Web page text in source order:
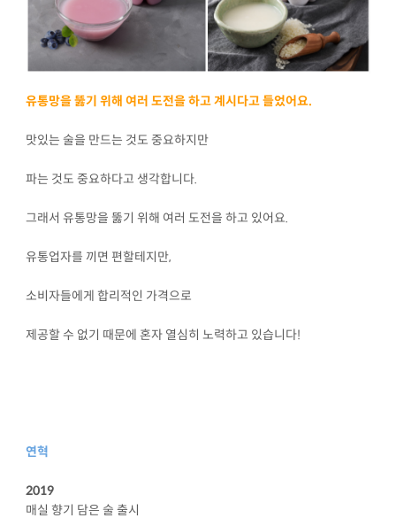
유통망을 뚫기 위해 여러 도전을 하고 계시다고 들었어요.
맛있는 술을 만드는 것도 중요하지만
파는 것도 중요하다고 생각합니다.
그래서 유통망을 뚫기 위해 여러 도전을 하고 있어요.
유통업자를 끼면 편할테지만,
소비자들에게 합리적인 가격으로
제공할 수 없기 때문에 혼자 열심히 노력하고 있습니다!
연혁
2019
매실 향기 담은 술 출시